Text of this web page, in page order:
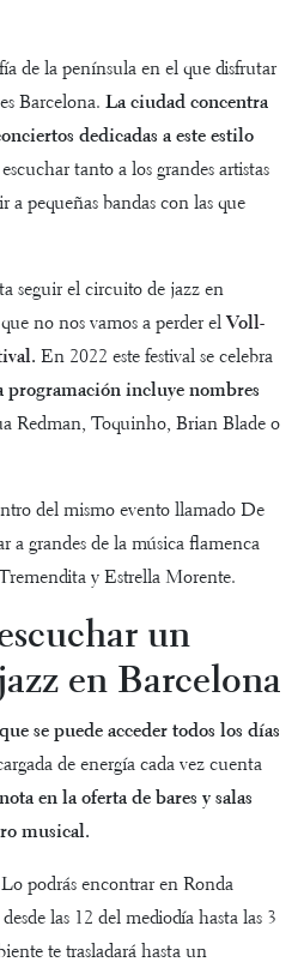
de la península en el que disfrutar
Barcelona. La ciudad concentra
dedicadas a este estilo
tanto a los grandes artistas
pequeñas bandas con las que
seguir el circuito de jazz en
no nos vamos a perder el Voll-
. En 2022 este festival se celebra
programación incluye nombres
Redman, Toquinho, Brian Blade o
del mismo evento llamado De
a grandes de la música flamenca
y Estrella Morente.
un
en Barcelona
se puede acceder todos los días
de energía cada vez cuenta
en la oferta de bares y salas
musical.
Lo podrás encontrar en Ronda
las 12 del mediodía hasta las 3
te trasladará hasta un